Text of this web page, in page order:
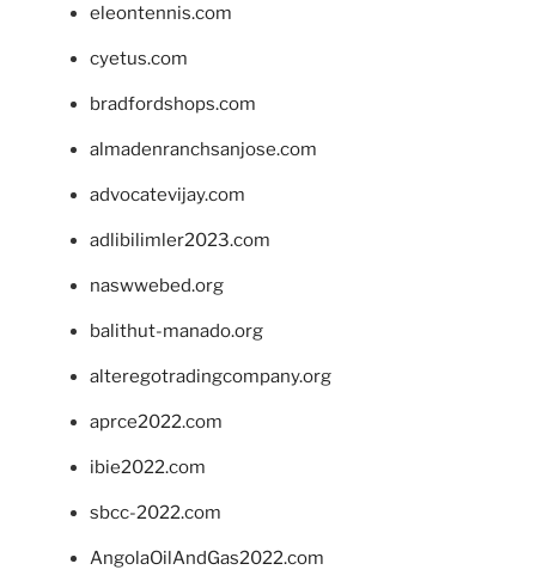
eleontennis.com
cyetus.com
bradfordshops.com
almadenranchsanjose.com
advocatevijay.com
adlibilimler2023.com
naswwebed.org
balithut-manado.org
alteregotradingcompany.org
aprce2022.com
ibie2022.com
sbcc-2022.com
AngolaOilAndGas2022.com